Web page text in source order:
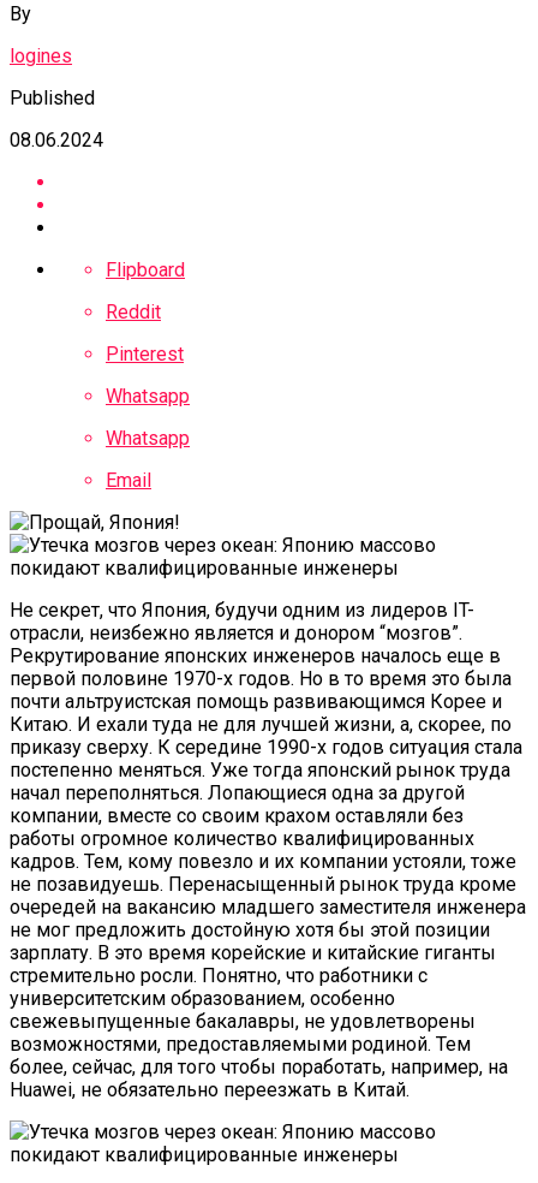
By
logines
Published
08.06.2024
Flipboard
Reddit
Pinterest
Whatsapp
Whatsapp
Email
Не секрет, что Япония, будучи одним из лидеров IT-
отрасли, неизбежно является и донором “мозгов”.
Рекрутирование японских инженеров началось еще в
первой половине 1970-х годов. Но в то время это была
почти альтруистская помощь развивающимся Корее и
Китаю. И ехали туда не для лучшей жизни, а, скорее, по
приказу сверху. К середине 1990-х годов ситуация стала
постепенно меняться. Уже тогда японский рынок труда
начал переполняться. Лопающиеся одна за другой
компании, вместе со своим крахом оставляли без
работы огромное количество квалифицированных
кадров. Тем, кому повезло и их компании устояли, тоже
не позавидуешь. Перенасыщенный рынок труда кроме
очередей на вакансию младшего заместителя инженера
не мог предложить достойную хотя бы этой позиции
зарплату. В это время корейские и китайские гиганты
стремительно росли. Понятно, что работники с
университетским образованием, особенно
свежевыпущенные бакалавры, не удовлетворены
возможностями, предоставляемыми родиной. Тем
более, сейчас, для того чтобы поработать, например, на
Huawei, не обязательно переезжать в Китай.